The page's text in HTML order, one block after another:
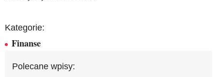
Kategorie:
Finanse
Polecane wpisy: